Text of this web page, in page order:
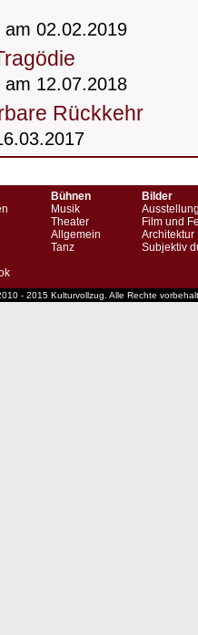
02.02.2019
12.07.2018
Rückkehr
Bühnen
Musik
Theater
Allgemein
Tanz
Bilder
Film und
Architektur
Subjektiv
- 2015 Kulturvollzug. Alle Rechte